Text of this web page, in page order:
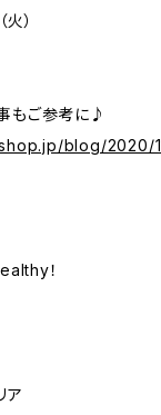
）
もご参考に♪
blog/2020/
！
ア